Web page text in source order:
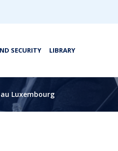
SECURITY LIBRARY
Luxembourg